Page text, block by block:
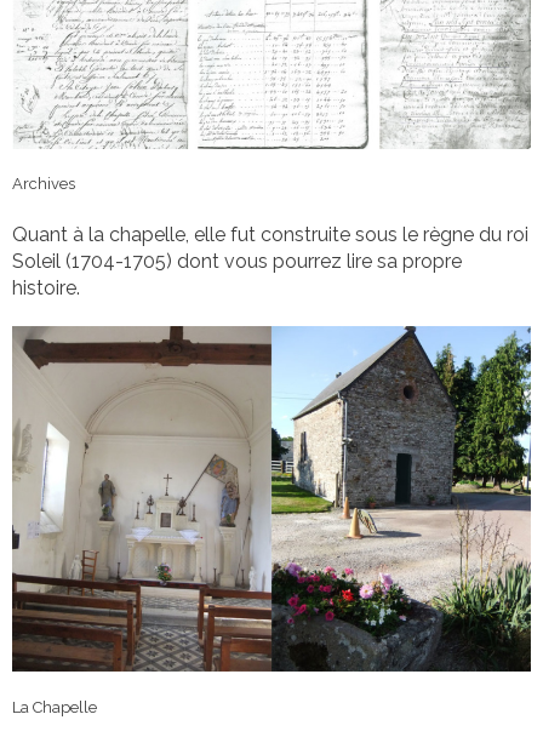
Archives
Quant à la chapelle, elle fut construite sous le règne du roi
Soleil (1704-1705) dont vous pourrez lire sa propre
histoire.
La Chapelle